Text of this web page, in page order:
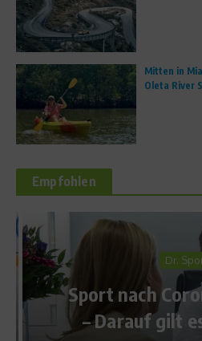
Mitten in
Oleta River
Empfohlen
Dr. Sport
Sport nach
– Darauf gilt